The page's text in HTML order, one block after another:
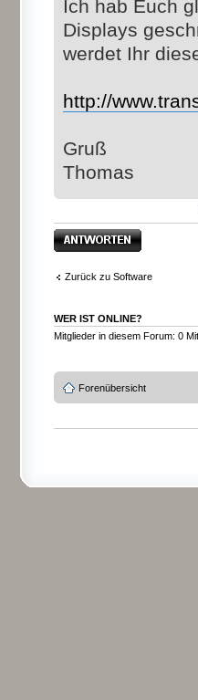
Ich hab Euch
Displays
werdet Ihr
http://
Gruß
Thomas
Antwort erstellen
Zurück zu Software
WER IST ONLINE?
Mitglieder in diesem Forum: 0
Forenübersicht